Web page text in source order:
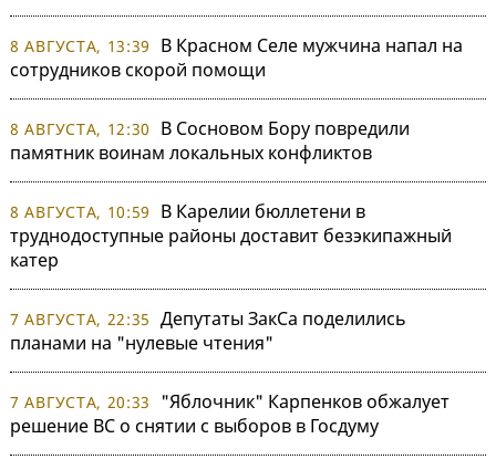
8 АВГУСТА, 13:39
В Красном Селе мужчина напал на
сотрудников скорой помощи
8 АВГУСТА, 12:30
В Сосновом Бору повредили
памятник воинам локальных конфликтов
8 АВГУСТА, 10:59
В Карелии бюллетени в
труднодоступные районы доставит безэкипажный
катер
7 АВГУСТА, 22:35 Депутаты ЗакСа поделились
планами на "нулевые чтения"
7 АВГУСТА, 20:33
"Яблочник" Карпенков обжалует
решение ВС о снятии с выборов в Госдуму